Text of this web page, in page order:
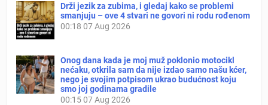
Drži jezik za zubima, i gledaj kako se problemi
smanjuju – ove 4 stvari ne govori ni rodu rođenom
00:18 07 Aug 2026
Onog dana kada je moj muž poklonio motocikl
nećaku, otkrila sam da nije izdao samo našu kćer,
nego je svojim potpisom ukrao budućnost koju
smo joj godinama gradile
00:1507 Aug 2026